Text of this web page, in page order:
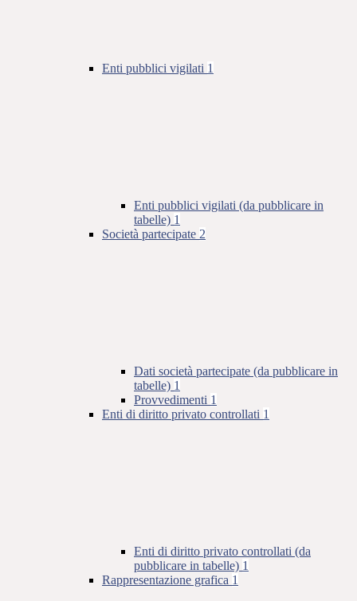
Enti pubblici vigilati 1
Enti pubblici vigilati (da pubblicare in
tabelle) 1
Società partecipate 2
Dati società partecipate (da pubblicare in
tabelle) 1
Provvedimenti 1
Enti di diritto privato controllati 1
Enti di diritto privato controllati (da
pubblicare in tabelle) 1
Rappresentazione grafica 1